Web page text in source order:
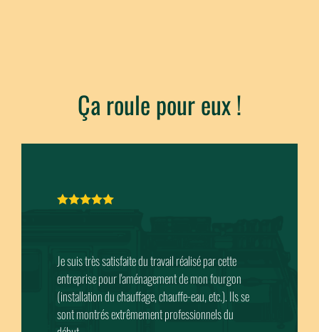
Ça roule pour eux !
Une équipe de professionnels très compétente, avec
des conseils sans limites. Ils ont fait sur mon IVECO
STRALISS l’installation complète des panneaux
solaires, réseau électrique en victron, gaz, eau...